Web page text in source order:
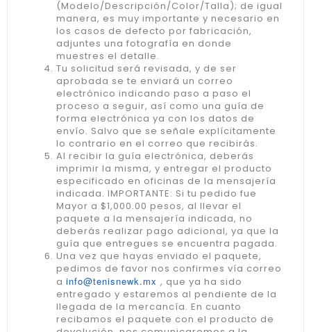
(Modelo/Descripción/Color/Talla); de igual
manera, es muy importante y necesario en
los casos de defecto por fabricación,
adjuntes una fotografía en donde
muestres el detalle.
Tu solicitud será revisada, y de ser
aprobada se te enviará un correo
electrónico indicando paso a paso el
proceso a seguir, así como una guía de
forma electrónica ya con los datos de
envío. Salvo que se señale explícitamente
lo contrario en el correo que recibirás.
Al recibir la guía electrónica, deberás
imprimir la misma, y entregar el producto
especificado en oficinas de la mensajería
indicada. IMPORTANTE: Si tu pedido fue
Mayor a $1,000.00 pesos, al llevar el
paquete a la mensajería indicada, no
deberás realizar pago adicional, ya que la
guía que entregues se encuentra pagada.
Una vez que hayas enviado el paquete,
pedimos de favor nos confirmes vía correo
a info@tenisnewk.mx , que ya ha sido
entregado y estaremos al pendiente de la
llegada de la mercancía. En cuanto
recibamos el paquete con el producto de